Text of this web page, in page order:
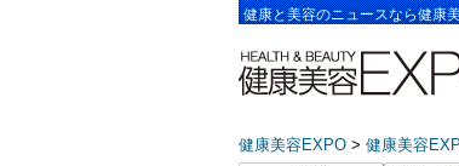
健康と美容のニュースなら健康
健康美容EXPO 健康美容